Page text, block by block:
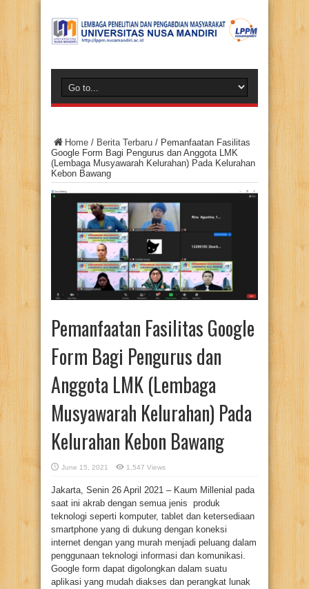
Home / Berita Terbaru / Pemanfaatan Fasilitas
Google Form Bagi Pengurus dan Anggota LMK
(Lembaga Musyawarah Kelurahan) Pada Kelurahan
Kebon Bawang
Pemanfaatan Fasilitas Google
Form Bagi Pengurus dan
Anggota LMK (Lembaga
Musyawarah Kelurahan) Pada
Kelurahan Kebon Bawang
June 15, 2021 1,547 Views
Jakarta, Senin 26 April 2021 – Kaum Millenial pada
saat ini akrab dengan semua jenis produk
teknologi seperti komputer, tablet dan ketersediaan
smartphone yang di dukung dengan koneksi
internet dengan yang murah menjadi peluang dalam
penggunaan teknologi informasi dan komunikasi.
Google form dapat digolongkan dalam suatu
aplikasi yang mudah diakses dan perangkat lunak